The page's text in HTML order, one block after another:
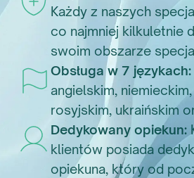
Każdy z naszych
co najmniej kilkuletnie
swoim obszarze
Obsługa w 7 językach:
angielskim,
rosyjskim, ukraińskim
Dedykowany opiekun:
klientów posiada
opiekuna, który od